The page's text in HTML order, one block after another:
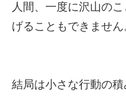
人間、一度に沢山の
げることもできません
結局は小さな行動の積